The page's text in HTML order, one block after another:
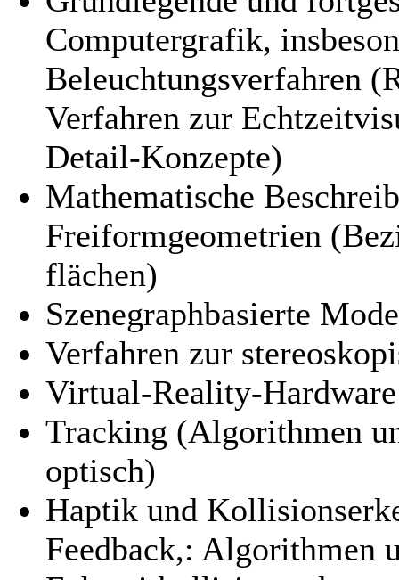
Computergrafik,
Beleuchtungsverfahren
Verfahren zur
Detail-Konzepte)
Mathematische
Freiformgeometrien
flächen)
Szenegraphbasierte
Verfahren zur
Virtual-Reality-
Tracking (Algorithmen
optisch)
Haptik und
Feedback,: Algorithmen